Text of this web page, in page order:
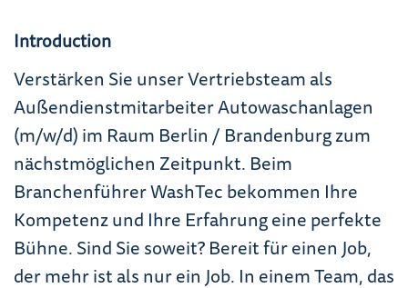
Introduction
Verstärken Sie unser Vertriebsteam als
Außendienstmitarbeiter Autowaschanlagen
(m/w/d) im Raum Berlin / Brandenburg zum
nächstmöglichen Zeitpunkt. Beim
Branchenführer WashTec bekommen Ihre
Kompetenz und Ihre Erfahrung eine perfekte
Bühne. Sind Sie soweit? Bereit für einen Job,
der mehr ist als nur ein Job. In einem Team, das